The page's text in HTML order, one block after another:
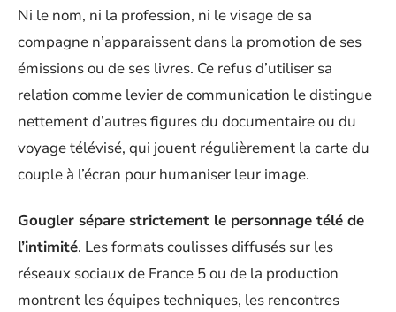
Ni le nom, ni la profession, ni le visage de sa
compagne n’apparaissent dans la promotion de ses
émissions ou de ses livres. Ce refus d’utiliser sa
relation comme levier de communication le distingue
nettement d’autres figures du documentaire ou du
voyage télévisé, qui jouent régulièrement la carte du
couple à l’écran pour humaniser leur image.
Gougler sépare strictement le personnage télé de
l’intimité. Les formats coulisses diffusés sur les
réseaux sociaux de France 5 ou de la production
montrent les équipes techniques, les rencontres